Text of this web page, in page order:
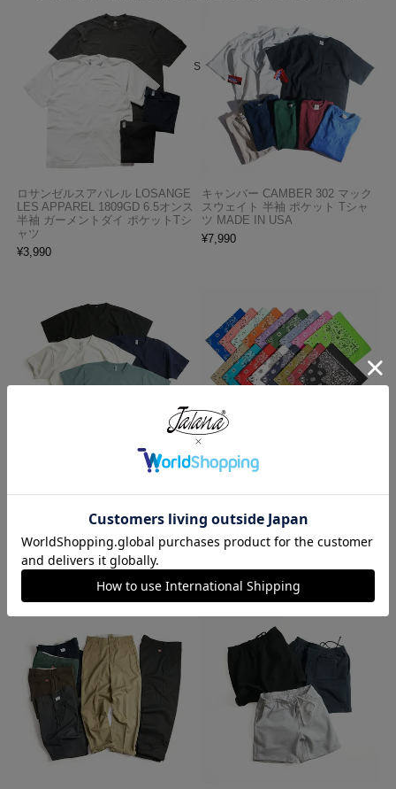
HOME
プリズンブルース PRISON BLUES リラックスフィット ジーンズ リン
ロサンゼルスアパレル LOSANGE
LES APPAREL 1809GD 6.5オンス
半袖 ガーメントダイ ポケットTシ
ャツ
¥3,990
キャンバー CAMBER 302 マック
スウェイト 半袖 ポケット Tシャ
ツ MADE IN USA
¥7,990
LES APPAREL 1203GD 8.5オンス
¥4,990
ナ アメリカ製 トラディショナル
PANY
¥770